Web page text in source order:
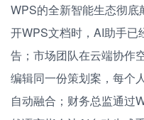
WPS的全新智能生态彻
开WPS文档时，AI助手已
告；市场团队在云端协作
编辑同一份策划案，每个
自动融合；财务总监通过